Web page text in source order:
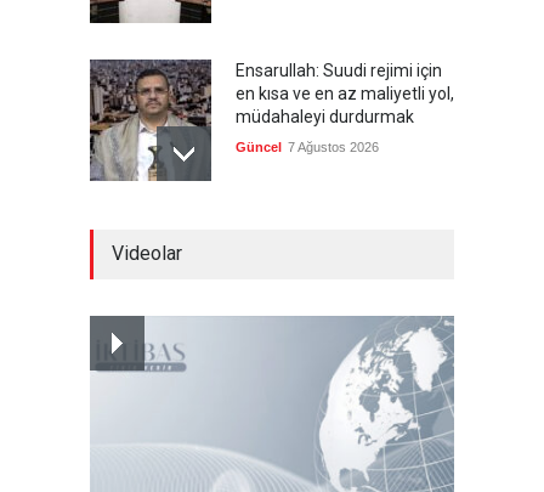
Ensarullah: Suudi rejimi için
en kısa ve en az maliyetli yol,
müdahaleyi durdurmak
Güncel 7 Ağustos 2026
Gazze'de değişen bir şey
7 Ağustos 2026
Videolar